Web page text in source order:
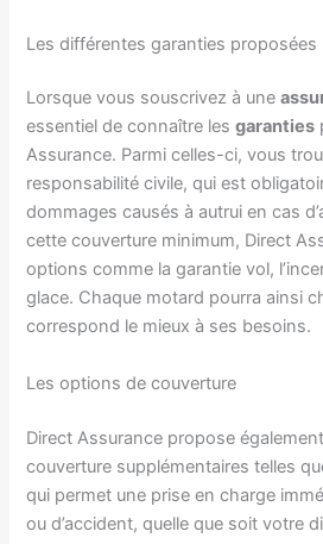
Les différentes garanties proposées
Lorsque vous souscrivez à une
essentiel de connaître lesgaranties
Assurance. Parmi celles-ci, vous
responsabilité civile, qui est
dommages causés à autrui en cas
cette couverture minimum, Direct
options comme la garantie vol,
glace. Chaque motard pourra ainsi
correspond le mieux à ses besoins.
Les options de couverture
Direct Assurance propose
couverture supplémentaires telles
qui permet une prise en charge
ou d’accident, quelle que soit votre